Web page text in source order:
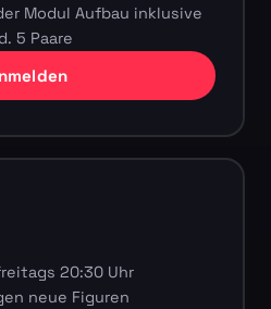
Modul Aufbau inklusive
5 Paare
20:30 Uhr
neue Figuren